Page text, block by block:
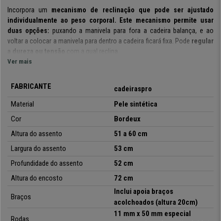
Incorpora um mecanismo de reclinação que pode ser ajustado
individualmente ao peso corporal. Este mecanismo permite usar
duas opções: puxando a manivela para fora a cadeira balança, e ao
voltar a colocar a manivela para dentro a cadeira ficará fixa. Pode regular
a dureza ou tensão
com a qual reclina.
210kg.
O assento é muito confortável e amplo, com design ergonómico para
favorecer uma postura correta e evitar futuros problemas de costas. O
acolchoado possui uma
espessura de 12 cm.
de tempo, sendo adequado para
uso de 8 horas diárias.
incorpora rodas reforçadas
que estão adequadas para pisos rígidos,
oferecemos-lhe este modelo exclusivo a um
preço imbatível
e com entrega gratuita à sua porta. Não perca a sua
Ver mais
FABRICANTE
cadeiraspro
Material
Pele sintética
Cor
Bordeux
Altura do assento
51 a 60 cm
Largura do assento
53 cm
Profundidade do assento
52 cm
Altura do encosto
72 cm
Braços
Inclui apoia braços
acolchoados (altura 20cm)
Rodas
11 mm x 50 mm especial